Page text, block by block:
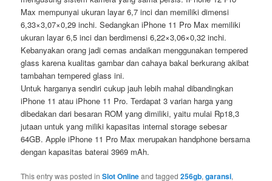
Max mempunyai ukuran layar 6,7 inci dan memiliki dimensi
6,33×3,07×0,29 inchi. Sedangkan iPhone 11 Pro Max memiliki
ukuran layar 6,5 inci dan berdimensi 6,22×3,06×0,32 inchi.
Kebanyakan orang jadi cemas andaikan menggunakan tempered
glass karena kualitas gambar dan cahaya bakal berkurang akibat
tambahan tempered glass ini.
Untuk harganya sendiri cukup jauh lebih mahal dibandingkan
iPhone 11 atau iPhone 11 Pro. Terdapat 3 varian harga yang
dibedakan dari besaran ROM yang dimiliki, yaitu mulai Rp18,3
jutaan untuk yang miliki kapasitas internal storage sebesar
64GB. Apple iPhone 11 Pro Max merupakan handphone bersama
dengan kapasitas baterai 3969 mAh.
This entry was posted inSlot Onlineand tagged256gb,garansi,